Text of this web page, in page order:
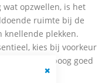
wat opzwellen, is het
ruimte bij de
knellende plekken.
kies bij voorkeur
je voetboog goed